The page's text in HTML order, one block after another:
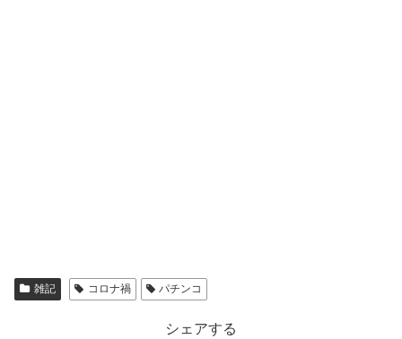
雑記 コロナ禍 パチンコ
シェアする